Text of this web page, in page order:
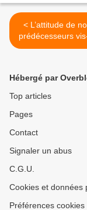
< L’attitude de nos pieux
prédécesseurs
Coran
Hébergé par
Top articles
Pages
Contact
Signaler un abus
C.G.U.
Cookies et données
Préférences cookies